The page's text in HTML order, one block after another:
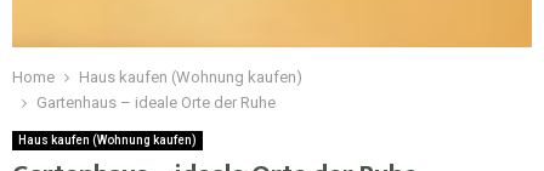
Home
Haus kaufen (Wohnung kaufen)
Gartenhaus – ideale Orte der Ruhe
Haus kaufen (Wohnung kaufen)